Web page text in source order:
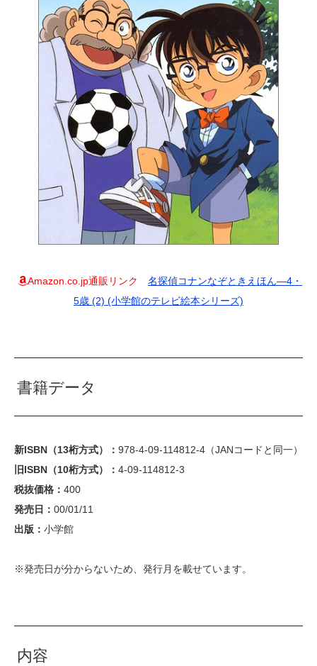
Amazon.co.jp通販リンク
名探偵コナンなぞときえほん―4・
5歳 (2) (小学館のテレビ絵本シリーズ)
書籍データ
新ISBN（13桁方式）： 978-4-09-114812-4（JANコードと同一）
旧ISBN（10桁方式）： 4-09-114812-3
税抜価格： 400
発売日： 00/01/11
出版： 小学館
※発売日が分からないため、発行月を載せています。
内容